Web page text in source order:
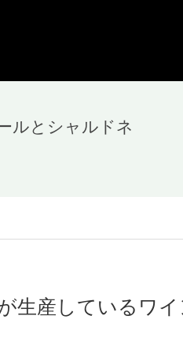
ルとシャルドネ
生産しているワ